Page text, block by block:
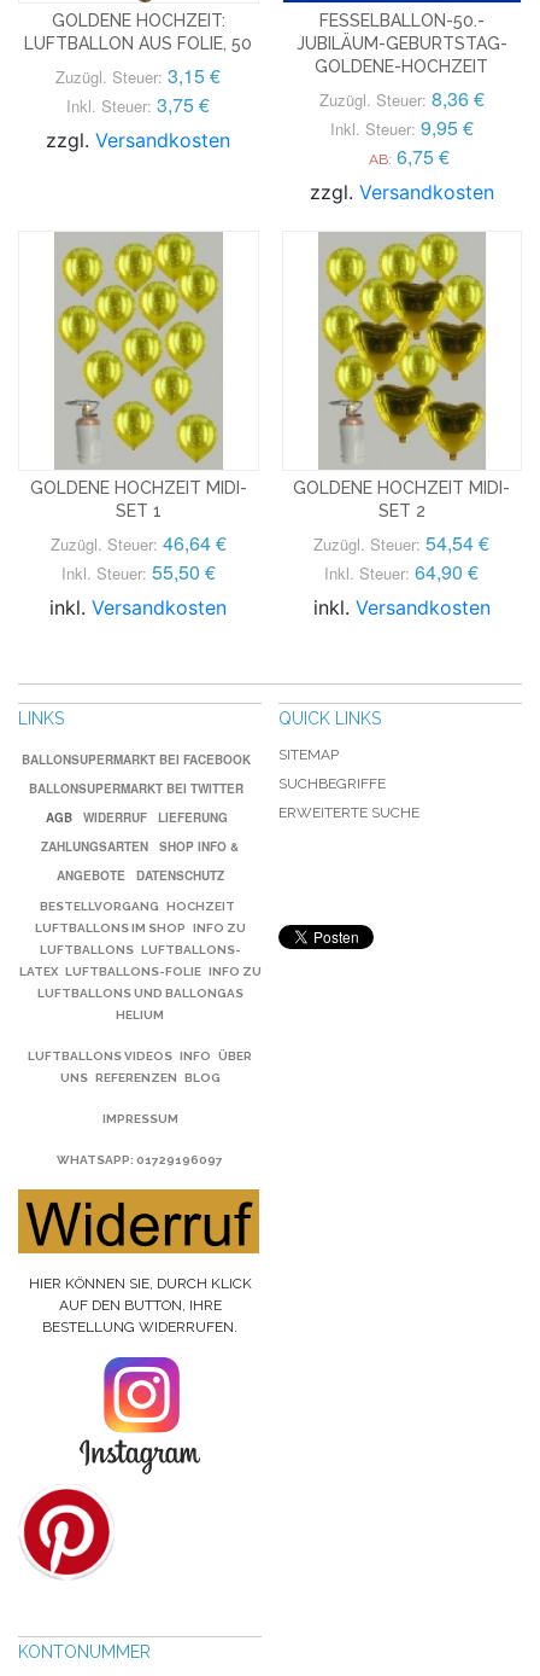
GOLDENE HOCHZEIT:
LUFTBALLON AUS FOLIE, 50
Zuzügl. Steuer: 3,15 €
Inkl. Steuer: 3,75 €
zzgl.Versandkosten
FESSELBALLON-50.-
JUBILÄUM-GEBURTSTAG-
GOLDENE-HOCHZEIT
Zuzügl. Steuer: 8,36 €
Inkl. Steuer: 9,95 €
AB: 6,75 €
zzgl. Versandkosten
GOLDENE HOCHZEIT MIDI-
SET 1
Zuzügl. Steuer: 46,64 €
Inkl. Steuer: 55,50 €
inkl.Versandkosten
GOLDENE HOCHZEIT MIDI-
SET 2
Zuzügl. Steuer: 54,54 €
Inkl. Steuer: 64,90 €
inkl. Versandkosten
LINKS
BALLONSUPERMARKT BEI FACEBOOK
BALLONSUPERMARKT BEI TWITTER
AGB
WIDERRUF
LIEFERUNG
ZAHLUNGSARTEN
SHOP INFO &
ANGEBOTE
DATENSCHUTZ
BESTELLVORGANG
HOCHZEIT
LUFTBALLONS IM SHOP
INFO ZU
LUFTBALLONS
LUFTBALLONS-
LATEX
LUFTBALLONS-FOLIE
INFO ZU
LUFTBALLONS UND BALLONGAS
HELIUM
LUFTBALLONS VIDEOS INFO
ÜBER
UNS
REFERENZEN BLOG
IMPRESSUM
WHATSAPP: 01729196097
HIER KÖNNEN SIE, DURCH KLICK
AUF DEN BUTTON, IHRE
BESTELLUNG WIDERRUFEN.
QUICK LINKS
SITEMAP
SUCHBEGRIFFE
ERWEITERTE SUCHE
KONTONUMMER